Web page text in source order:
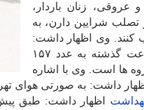
عروقی، زنان باردار،
تصلب شرایین دارن، به
كنند. وی اظهار داشت:
میانگین شاخص كیفی هوای تهران طی 24 ساعت گذشته به عدد ۱۵۷
ها است. وی با اشاره
اظهار داشت: به صورتی
اظهار داشت: طبق